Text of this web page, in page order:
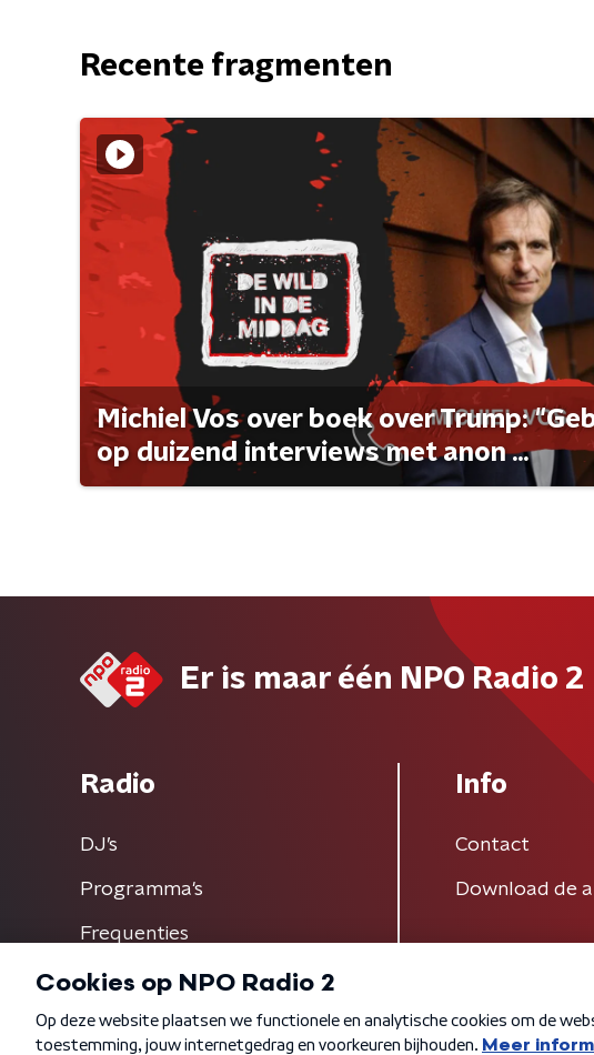
Recente fragmenten
Michiel Vos over boek over Trump:
op duizend interviews met anon ...
Er is maar één NPO Radio 2
Radio
DJ’s
Programma's
Frequenties
Info
Contact
Download de